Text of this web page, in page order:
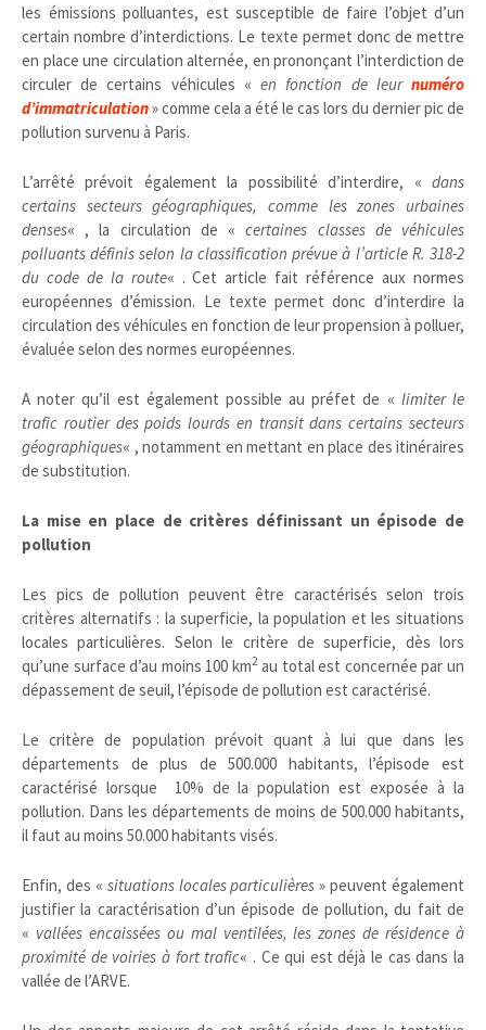
les émissions polluantes, est susceptible de faire l’objet d’un
certain nombre d’interdictions. Le texte permet donc de mettre
en place une circulation alternée, en prononçant l’interdiction de
circuler de certains véhicules «en fonction de leur numéro
d’immatriculation» comme cela a été le cas lors du dernier pic de
pollution survenu à Paris.
L’arrêté prévoit également la possibilité d’interdire, « dans
certains secteurs géographiques, comme les zones urbaines
denses« , la circulation de «certaines classes de véhicules
polluants définis selon la classification prévue à l’article R. 318-2
du code de la route« . Cet article fait référence aux normes
européennes d’émission. Le texte permet donc d’interdire la
circulation des véhicules en fonction de leur propension à polluer,
évaluée selon des normes européennes.
A noter qu’il est également possible au préfet de « limiter le
trafic routier des poids lourds en transit dans certains secteurs
géographiques« , notamment en mettant en place des itinéraires
de substitution.
La mise en place de critères définissant un épisode de
pollution
Les pics de pollution peuvent être caractérisés selon trois
critères alternatifs : la superficie, la population et les situations
locales particulières. Selon le critère de superficie, dès lors
qu’une surface d’au moins 100 km2au total est concernée par un
dépassement de seuil, l’épisode de pollution est caractérisé.
Le critère de population prévoit quant à lui que dans les
départements de plus de 500.000 habitants, l’épisode est
caractérisé lorsque 10% de la population est exposée à la
pollution. Dans les départements de moins de 500.000 habitants,
il faut au moins 50.000 habitants visés.
Enfin, des « situations locales particulières » peuvent également
justifier la caractérisation d’un épisode de pollution, du fait de
« vallées encaissées ou mal ventilées, les zones de résidence à
proximité de voiries à fort trafic« . Ce qui est déjà le cas dans la
vallée de l’ARVE.